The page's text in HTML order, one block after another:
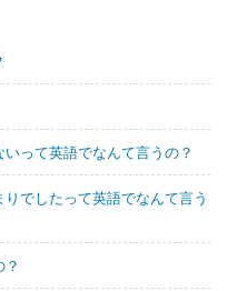
って英語でなんて言うの？
でしたって英語でなんて言う